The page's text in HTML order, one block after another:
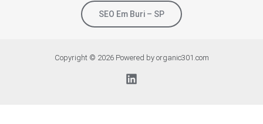
SEO Em Buri – SP
Copyright © 2026 Powered by organic301.com